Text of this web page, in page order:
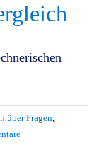
über Fragen,